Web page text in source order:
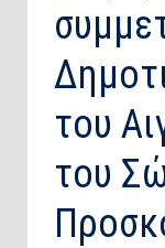
του
του